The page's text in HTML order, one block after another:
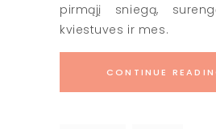
pirmąjį sniegą,
kviestuves ir mes.
CONTINUE